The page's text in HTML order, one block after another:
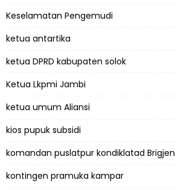
Keselamatan Pengemudi
ketua antartika
ketua DPRD kabupaten solok
Ketua Lkpmi Jambi
ketua umum Aliansi
kios pupuk subsidi
komandan puslatpur kondiklatad Brigjen
kontingen pramuka kampar